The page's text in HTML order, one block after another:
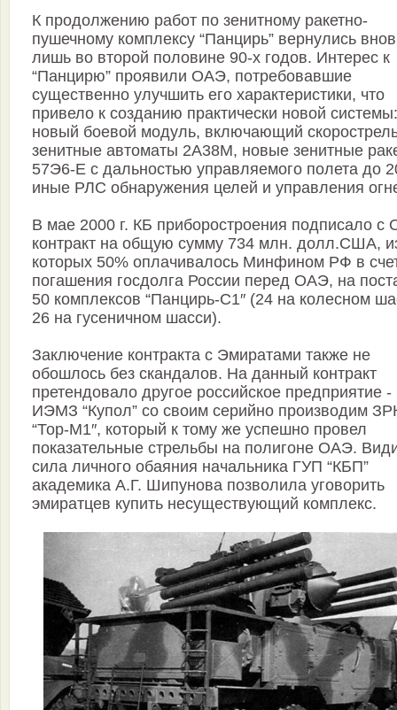
К продолжению работ по зенитному ракетно-
пушечному комплексу “Панцирь” вернулись
лишь во второй половине 90-х годов. Интерес к
“Панцирю” проявили ОАЭ, потребовавшие
существенно улучшить его характеристики, что
привело к созданию практически новой системы:
новый боевой модуль, включающий
зенитные автоматы 2А38М, новые зенитные
57Э6-Е с дальностью управляемого полета до
иные РЛС обнаружения целей и управления
В мае 2000 г. КБ приборостроения подписало с
контракт на общую сумму 734 млн. долл.США,
которых 50% оплачивалось Минфином РФ в
погашения госдолга России перед ОАЭ, на
50 комплексов “Панцирь-С1″ (24 на колесном
26 на гусеничном шасси).
Заключение контракта с Эмиратами также не
обошлось без скандалов. На данный контракт
претендовало другое российское предприятие -
ИЭМЗ “Купол” со своим серийно производим
“Тор-М1″, который к тому же успешно провел
показательные стрельбы на полигоне ОАЭ.
сила личного обаяния начальника ГУП “КБП”
академика А.Г. Шипунова позволила уговорить
эмиратцев купить несуществующий комплекс.